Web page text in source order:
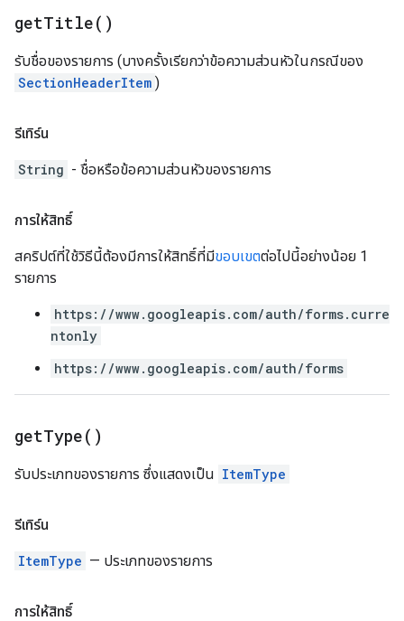
getTitle( )
รับชื่อของรายการ (บางครั้งเรียกว่าข้อความส่วนหัวในกรณีของ
SectionHeaderItem )
รีเทิร์น
String - ชื่อหรือข้อความส่วนหัวของรายการ
การให้สิทธิ์
สคริปต์ที่ใช้วิธีนี้ต้องมีการให้สิทธิ์ที่มีขอบเขตต่อไปนี้อย่างน้อย 1
รายการ
https://www.googleapis.com/auth/forms.curre
ntonly
https://www.googleapis.com/auth/forms
getType( )
รับประเภทของรายการ ซึ่งแสดงเป็น ItemType
รีเทิร์น
ItemType — ประเภทของรายการ
การให้สิทธิ์